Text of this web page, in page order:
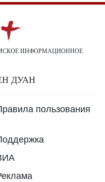
ИНФОРМАЦИОННОЕ
ДУАН
пользования